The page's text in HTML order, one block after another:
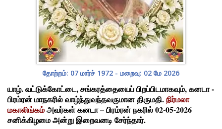
தோற்றம்: 07 மார்ச் 1972 - மறைவு: 02 மே 2026
யாழ். வட்டுக்கோட்டை, சங்கரத்தையைப் பிறப்பிடமாகவும், கனடா -
பிரம்ரன் மாநகரில் வாழ்ந்துவந்தவருமான திருமதி.நிர்மலா
மகாலிங்கம்அவர்கள் கனடா – பிரம்ரன் நகரில் 02-05-2026
சனிக்கிழமை அன்று இறைவனடி சேர்ந்தார்.